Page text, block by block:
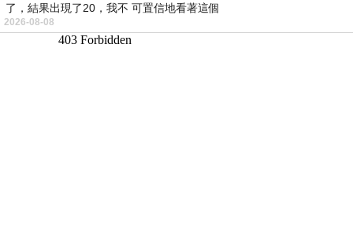
了，結果出現了20，我不 可置信地看著這個
2026-08-08